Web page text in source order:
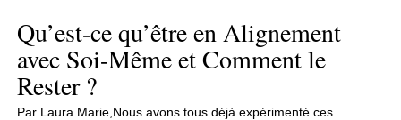
Qu’est-ce qu’être en Alignement
avec Soi-Même et Comment le
Rester ?
Par Laura Marie,Nous avons tous déjà expérimenté ces